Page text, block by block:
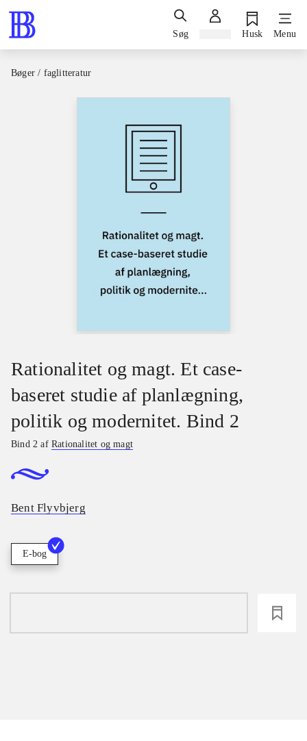
Søg Husk Menu
Bøger / faglitteratur
Rationalitet og magt. Et case-
baseret studie af planlægning,
politik og modernitet. Bind 2
Bind 2 afRationalitet og magt
Bent Flyvbjerg
E-bog